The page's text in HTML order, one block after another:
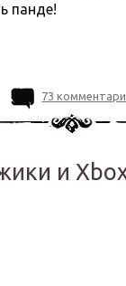
панде!
73
и